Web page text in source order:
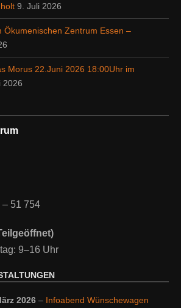
9. Juli 2026
Ökumenischen Zentrum Essen –
Morus 22.Juni 2026 18:00Uhr im
2026
– 51 754
9–16 Uhr
2026 – Infoabend Wünschewagen